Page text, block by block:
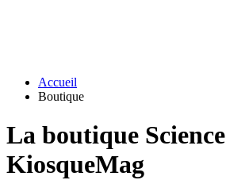
Accueil
Boutique
La boutique Science
KiosqueMag